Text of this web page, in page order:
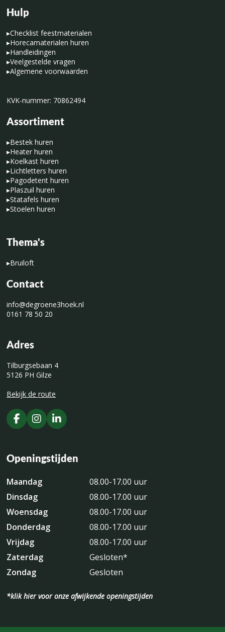
Hulp
▸Checklist feestmaterialen
▸Horecamaterialen huren
▸Handleidingen
▸Veelgestelde vragen
▸Algemene voorwaarden
KVK-nummer: 70862494
Assortiment
▸Bestek huren
▸Heater huren
▸Koelkast huren
▸Lichtletters huren
▸Pagodetent huren
▸Plaszuil huren
▸Statafels huren
▸Stoelen huren
Thema's
▸Bruiloft
Contact
info@degroene3hoek.nl
0161 78 50 20
Adres
Tilburgsebaan 4
5126 PH Gilze
Bekijk de route
Openingstijden
Maandag
08.00-17.00 uur
Dinsdag
08.00-17.00 uur
Woensdag
08.00-17.00 uur
Donderdag
08.00-17.00 uur
Vrijdag
08.00-17.00 uur
Zaterdag
Gesloten*
Zondag
Gesloten
*klik hier voor onze afwijkende openingstijden